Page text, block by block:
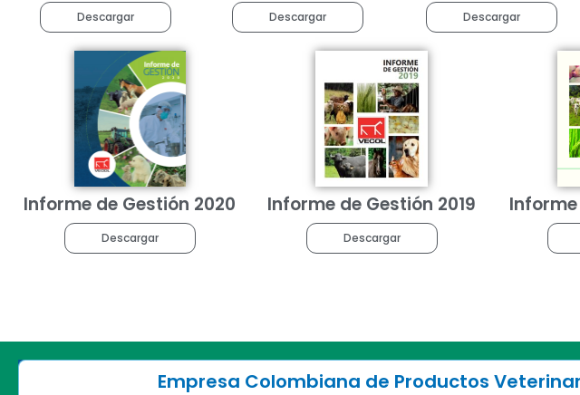
Descargar Descargar Descargar
Informe de Gestión 2020
Descargar
Informe de Gestión 2019
Descargar
Informe
Empresa Colombiana de Productos